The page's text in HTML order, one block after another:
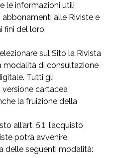
le informazioni utili
abbonamenti alle Riviste e
fini del loro
sul Sito la Rivista
modalità di consultazione
Tutti gli
cartacea
la fruizione della
all’art. 5.1, l’acquisto
potrà avvenire
delle seguenti modalità: